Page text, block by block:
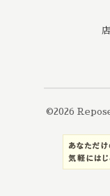
©2026